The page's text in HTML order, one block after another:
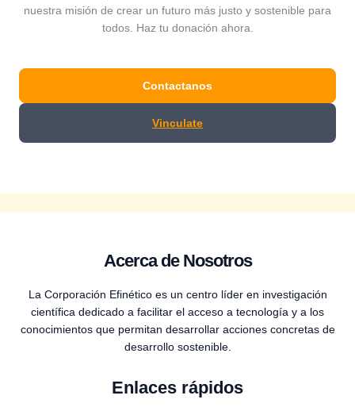
nuestra misión de crear un futuro más justo y sostenible para
todos. Haz tu donación ahora.
Contactanos
Vinculate
Acerca de Nosotros
La Corporación Efinético es un centro líder en investigación
científica dedicado a facilitar el acceso a tecnología y a los
conocimientos que permitan desarrollar acciones concretas de
desarrollo sostenible.
Enlaces rápidos